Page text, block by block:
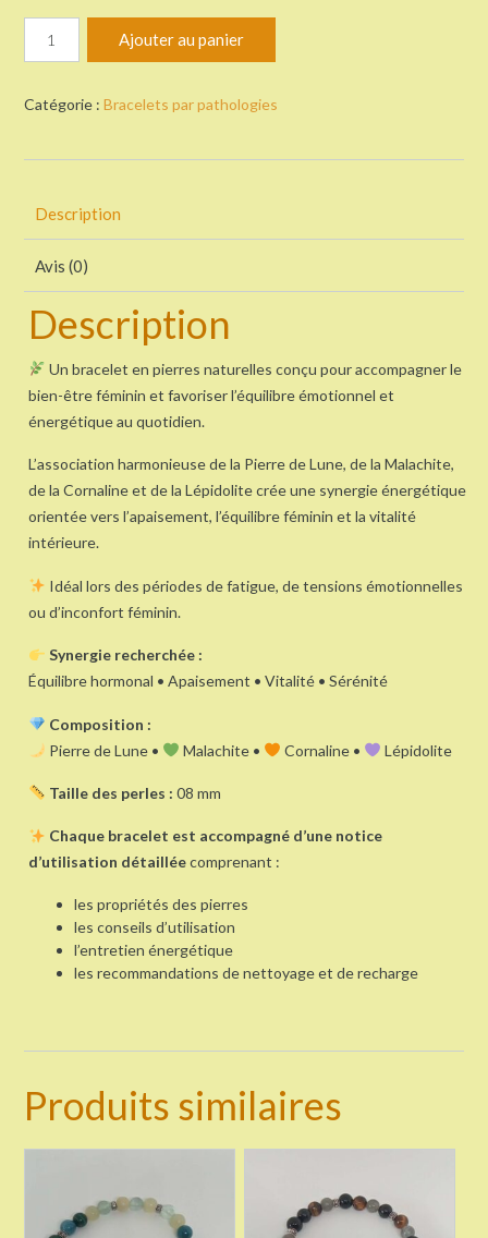
Endométriose
Ajouter au panier
Catégorie : Bracelets par pathologies
Description
Avis (0)
Description
Un bracelet en pierres naturelles conçu pour accompagner le
bien-être féminin et favoriser l’équilibre émotionnel et
énergétique au quotidien.
L’association harmonieuse de la Pierre de Lune, de la Malachite,
de la Cornaline et de la Lépidolite crée une synergie énergétique
orientée vers l’apaisement, l’équilibre féminin et la vitalité
intérieure.
Idéal lors des périodes de fatigue, de tensions émotionnelles
ou d’inconfort féminin.
Synergie recherchée :
Équilibre hormonal • Apaisement • Vitalité • Sérénité
Composition :
Pierre de Lune •
Malachite • Cornaline • Lépidolite
Taille des perles : 08 mm
Chaque bracelet est accompagné d’une notice
d’utilisation détailléecomprenant :
les propriétés des pierres
les conseils d’utilisation
l’entretien énergétique
les recommandations de nettoyage et de recharge
Produits similaires